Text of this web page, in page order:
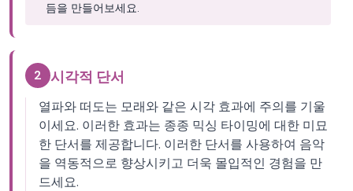
듬을 만들어보세요.
2 시각적 단서
열파와 떠도는 모래와 같은 시각 효과에 주의를 기울
이세요. 이러한 효과는 종종 믹싱 타이밍에 대한 미묘
한 단서를 제공합니다. 이러한 단서를 사용하여 음악
을 역동적으로 향상시키고 더욱 몰입적인 경험을 만
드세요.